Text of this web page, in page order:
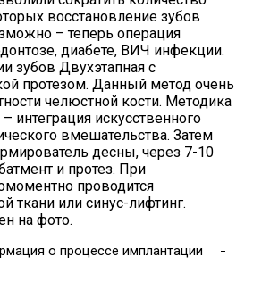
восстановление зубов
– теперь операция
диабете, ВИЧ инфекции.
зубов Двухэтапная с
протезом. Данный метод очень
челюстной кости. Методика
интеграция искусственного
вмешательства. Затем
десны, через 7-10
и протез. При
проводится
ткани или синус-лифтинг.
на фото.
о процессе имплантации